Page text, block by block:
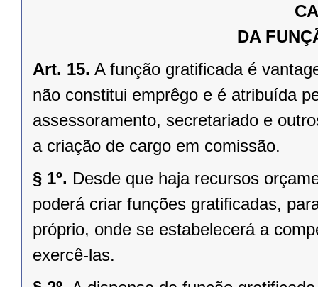
DA
Art. 15. A função gratificada é
não constitui emprêgo e é atribuída
assessoramento, secretariado e
a criação de cargo em comissão.
§ 1º. Desde que haja recursos
poderá criar funções gratificadas,
próprio, onde se estabelecerá a
exercê-las.